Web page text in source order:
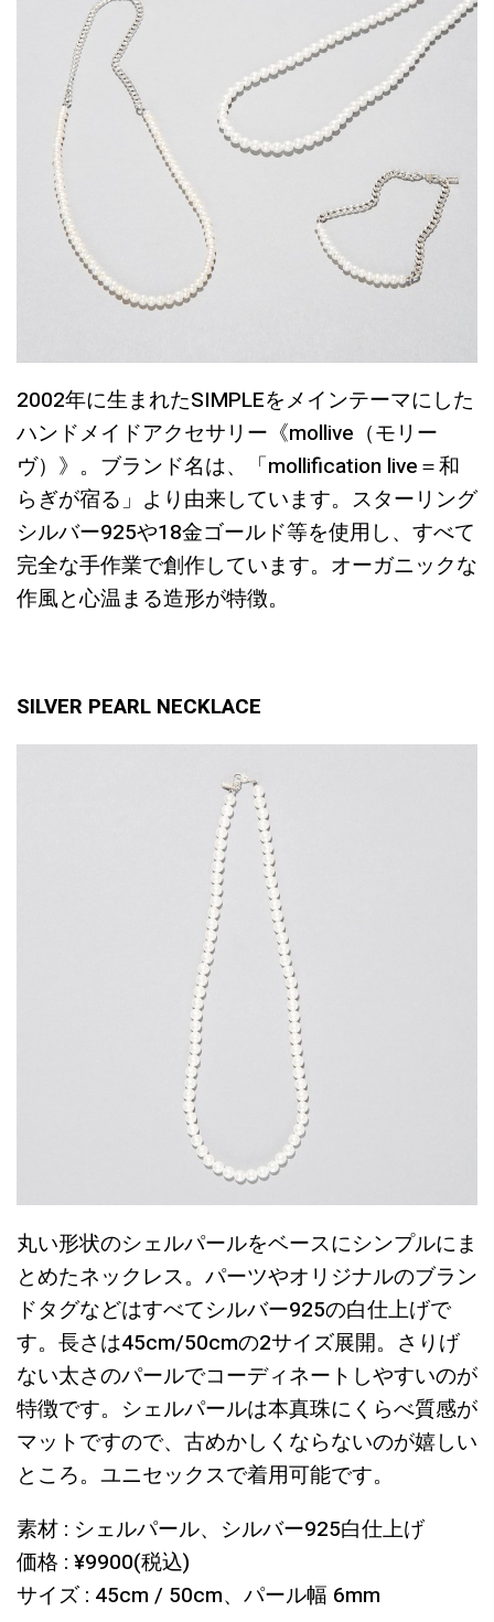
2002年に生まれたSIMPLEをメインテーマにした
ハンドメイドアクセサリー《mollive（モリー
ヴ）》。ブランド名は、「mollification live＝和
らぎが宿る」より由来しています。スターリング
シルバー925や18金ゴールド等を使用し、すべて
完全な手作業で創作しています。オーガニックな
作風と心温まる造形が特徴。
SILVER PEARL NECKLACE
丸い形状のシェルパールをベースにシンプルにま
とめたネックレス。パーツやオリジナルのブラン
ドタグなどはすべてシルバー925の白仕上げで
す。長さは45cm/50cmの2サイズ展開。さりげ
ない太さのパールでコーディネートしやすいのが
特徴です。シェルパールは本真珠にくらべ質感が
マットですので、古めかしくならないのが嬉しい
ところ。ユニセックスで着用可能です。
素材 : シェルパール、シルバー925白仕上げ
価格 : ¥9900(税込)
サイズ : 45cm / 50cm、パール幅 6mm